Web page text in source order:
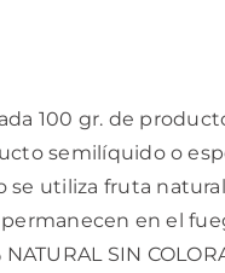
100 gr. de
semilíquido o
se utiliza fruta
en el
SIN